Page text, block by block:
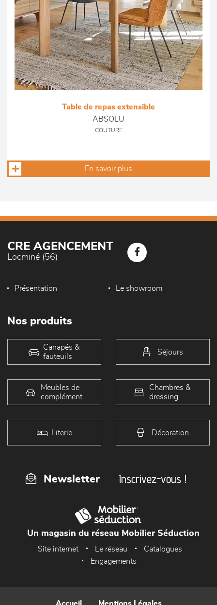
Table de repas extensible
ABSOLU
COUTURE
En savoir plus
CRE AGENCEMENT
Locminé (56)
Présentation Le showroom
Nos produits
Canapés &
fauteuils
Séjours
Meubles de
complément
Chambres &
dressing
Literie Décoration
Newsletter Inscrivez-vous !
Un magasin du réseau Mobilier Séduction
Site internet Le réseau
Catalogues
Engagements